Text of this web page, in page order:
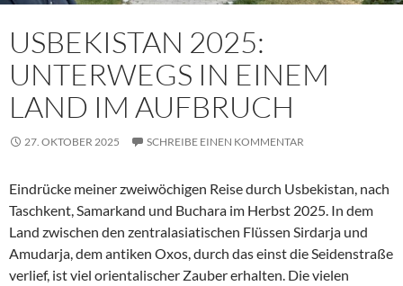
USBEKISTAN 2025:
UNTERWEGS IN EINEM
LAND IM AUFBRUCH
27. OKTOBER 2025 SCHREIBE EINEN KOMMENTAR
Eindrücke meiner zweiwöchigen Reise durch Usbekistan, nach
Taschkent, Samarkand und Buchara im Herbst 2025. In dem
Land zwischen den zentralasiatischen Flüssen Sirdarja und
Amudarja, dem antiken Oxos, durch das einst die Seidenstraße
verlief, ist viel orientalischer Zauber erhalten. Die vielen